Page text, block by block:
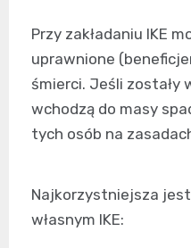
Przy zakładaniu IKE
uprawnione
śmierci. Jeśli zostały
wchodzą do masy
tych osób na
Najkorzystniejsza
własnym IKE: